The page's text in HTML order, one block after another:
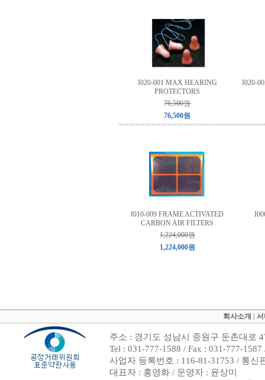
I020-001 MAX HEARING
PROTECTORS
76,500원
76,500원
I020-
I010-009 FRAME ACTIVATED
CARBON AIR FILTERS
1,224,000원
1,224,000원
회사소개
주소 : 경기도 성남시 중원구 둔촌대로
Tel : 031-777-1588 / Fax : 031-777-
사업자 등록번호 : 116-81-31753 / 통신
대표자 : 홍영화 / 운영자 : 윤상미